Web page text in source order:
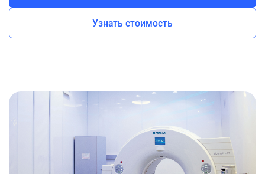
Узнать стоимость